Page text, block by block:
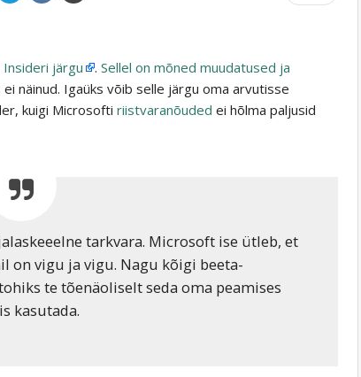
järgu . Sellel on mõned muudatused ja
näinud. Igaüks võib selle järgu oma arvutisse
kuigi Microsofti riistvaranõuded ei hõlma paljusid
tarkvara. Microsoft ise ütleb, et
on vigu ja vigu. Nagu kõigi beeta-
te tõenäoliselt seda oma peamises
kasutada.